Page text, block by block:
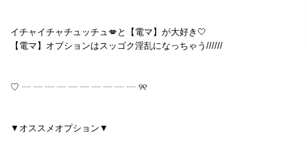
イチャイチャチュッチュ💋と【電マ】が大好き︎🤍
【電マ】オプションはスッゴク淫乱になっちゃう//////
♡ ┈ ┈ ┈ ┈ ┈ ┈ ┈ ┈ ┈ ┈ ୨୧
▼オススメオプション▼